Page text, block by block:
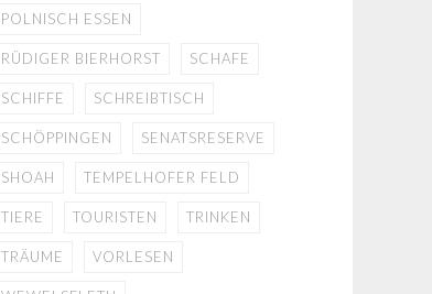
POLNISCH ESSEN
RÜDIGER BIERHORST SCHAFE
SCHIFFE SCHREIBTISCH
SCHÖPPINGEN SENATSRESERVE
SHOAH TEMPELHOFER FELD
TIERE TOURISTEN TRINKEN
TRÄUME VORLESEN